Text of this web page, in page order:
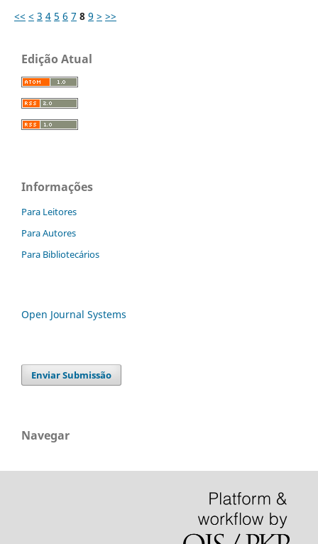
<< < 3 4 5 6 7 8 9 > >>
Edição Atual
Informações
Para Leitores
Para Autores
Para Bibliotecários
Open Journal Systems
Enviar Submissão
Navegar